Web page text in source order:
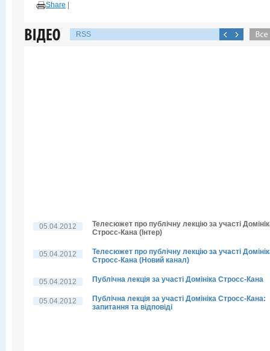
Share
RSS
05.04.2012
Телесюжет про публічну лекцію за участі
Стросс-Кана (Інтер)
05.04.2012
Телесюжет про публічну лекцію за участі
Стросс-Кана (Новий канал)
05.04.2012 Публічна лекція за участі Домініка Стросс-Кана
05.04.2012
Публічна лекція за участі Домініка Стросс-Кана:
запитання та відповіді